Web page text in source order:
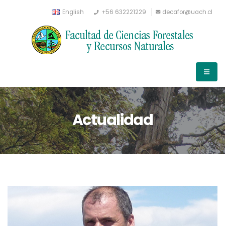
English +56 632221229 decafor@uach.cl
Actualidad